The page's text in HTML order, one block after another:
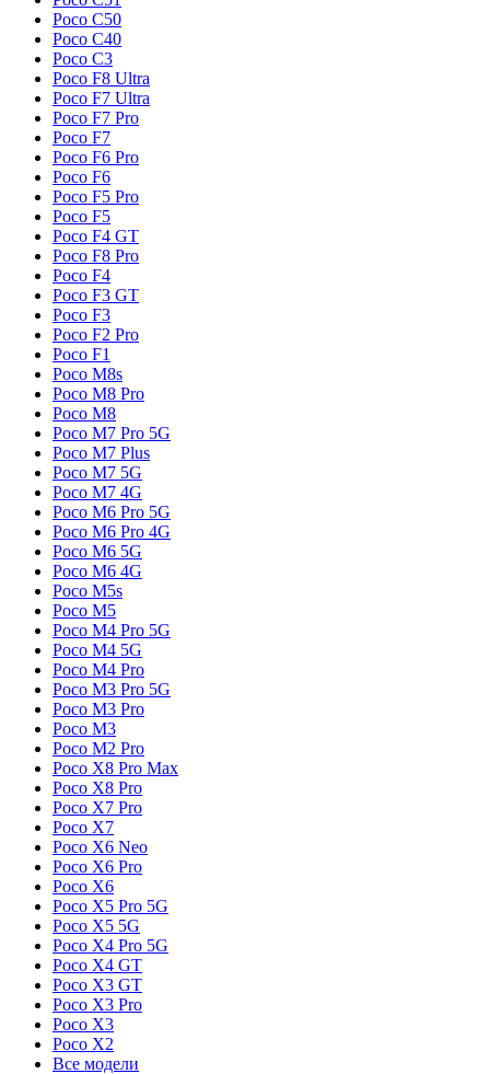
Poco C50
Poco C40
Poco C3
Poco F8 Ultra
Poco F7 Ultra
Poco F7 Pro
Poco F7
Poco F6 Pro
Poco F6
Poco F5 Pro
Poco F5
Poco F4 GT
Poco F8 Pro
Poco F4
Poco F3 GT
Poco F3
Poco F2 Pro
Poco F1
Poco M8s
Poco M8 Pro
Poco M8
Poco M7 Pro 5G
Poco M7 Plus
Poco M7 5G
Poco M7 4G
Poco M6 Pro 5G
Poco M6 Pro 4G
Poco M6 5G
Poco M6 4G
Poco M5s
Poco M5
Poco M4 Pro 5G
Poco M4 5G
Poco M4 Pro
Poco M3 Pro 5G
Poco M3 Pro
Poco M3
Poco M2 Pro
Poco X8 Pro Max
Poco X8 Pro
Poco X7 Pro
Poco X7
Poco X6 Neo
Poco X6 Pro
Poco X6
Poco X5 Pro 5G
Poco X5 5G
Poco X4 Pro 5G
Poco X4 GT
Poco X3 GT
Poco X3 Pro
Poco X3
Poco X2
Все модели